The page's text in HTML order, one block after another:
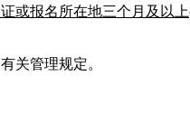
或报名所在地三个月及以
关管理规定。